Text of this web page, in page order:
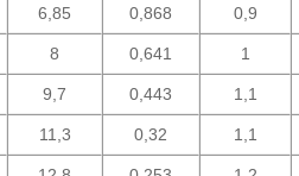
6,85 0,868 0,9
8 0,641 1
9,7 0,443 1,1
11,3 0,32 1,1